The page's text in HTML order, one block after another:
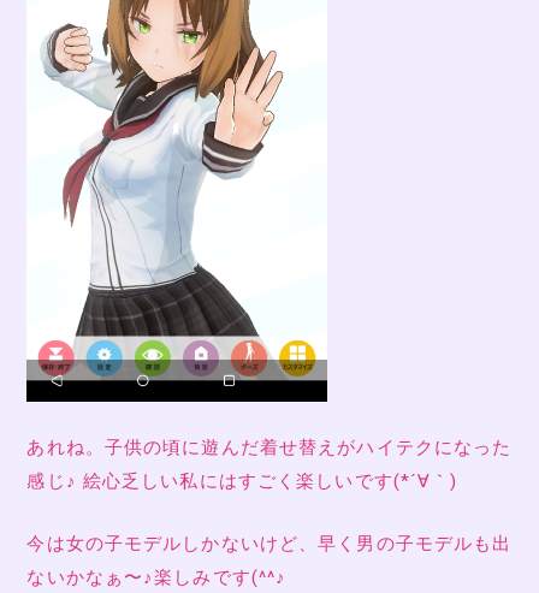
あれね。子供の頃に遊んだ着せ替えがハイテクになった
感じ♪ 絵心乏しい私にはすごく楽しいです(*´∀｀)
今は女の子モデルしかないけど、早く男の子モデルも出
ないかなぁ〜♪楽しみです(^^♪